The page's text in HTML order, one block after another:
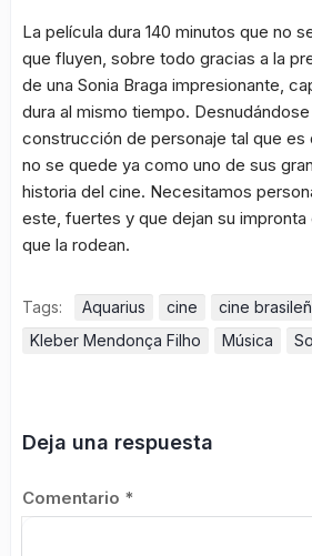
La película dura 140 minutos que no
que fluyen, sobre todo gracias a la
de una Sonia Braga impresionante,
dura al mismo tiempo.
construcción de personaje tal que es
no se quede ya como uno de sus
historia del cine. Necesitamos
este, fuertes y que dejan su
que la rodean.
Tags: Aquarius cine cine
Kleber Mendonça Filho
Música
Deja una respuesta
Comentario *